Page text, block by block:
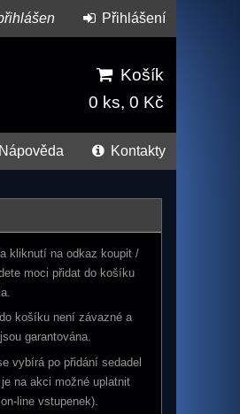
Košík
0 ks, 0 Kč
Přihlášení
Nápověda Kontakty
kliknutí na odkaz koupit /
moci přidat do košíku
košíku není závazné a
garantována.
vybírá po přidání sedadel
na akci možné uplatnit
line vstupenek).